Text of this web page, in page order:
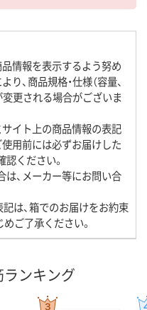
情報を表示するよう努め
、商品規格・仕様（容量、
変更される場合がございま
イト上の商品情報の表記
用前には必ずお届けした
ください。
、メーカー等にお問い合
記は、箱でのお届けをお約束
ご了承ください。
ンキング